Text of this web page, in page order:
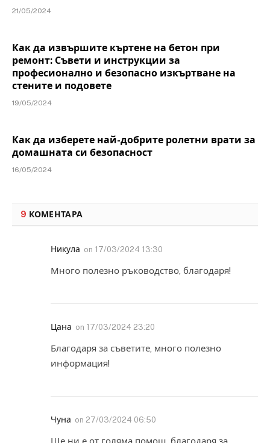
21/05/2024
Как да извършите къртене на бетон при
ремонт: Съвети и инструкции за
професионално и безопасно изкъртване на
стените и подовете
19/05/2024
Как да изберете най-добрите ролетни врати за
домашната си безопасност
16/05/2024
9 КОМЕНТАРА
Никула on 17/03/2024 13:30
Много полезно ръководство, благодаря!
Цана on 17/03/2024 23:20
Благодаря за съветите, много полезно
информация!
Чуна on 27/03/2024 06:50
Ще ни е от голяма помощ, благодаря за